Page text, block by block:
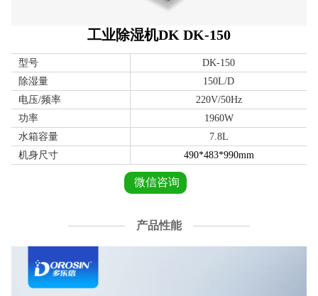
工业除湿机DK DK-150
型号
DK-150
除湿量
150L/D
电压/频率
220V/50Hz
功率
1960W
水箱容量
7.8L
机身尺寸
490*483*990mm
微信咨询
产品性能